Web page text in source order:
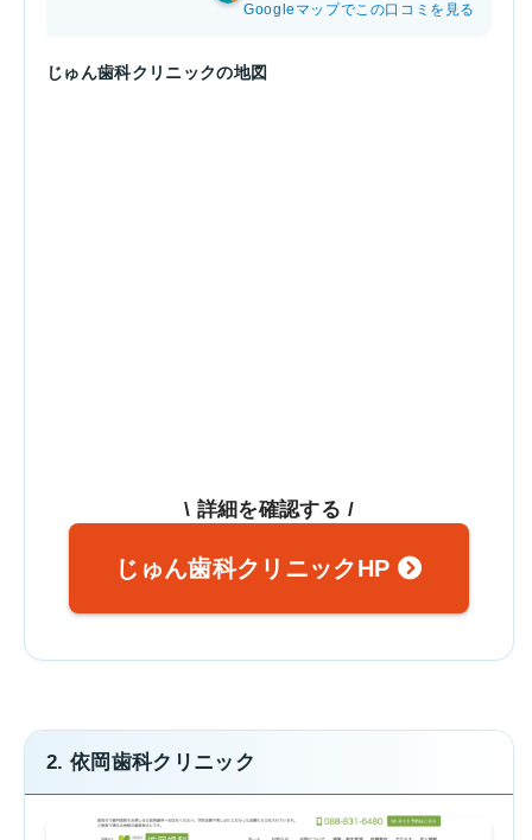
Googleマップでこの口コミを見る
じゅん歯科クリニックの地図
\ 詳細を確認する /
じゅん歯科クリニックHP
2. 依岡歯科クリニック